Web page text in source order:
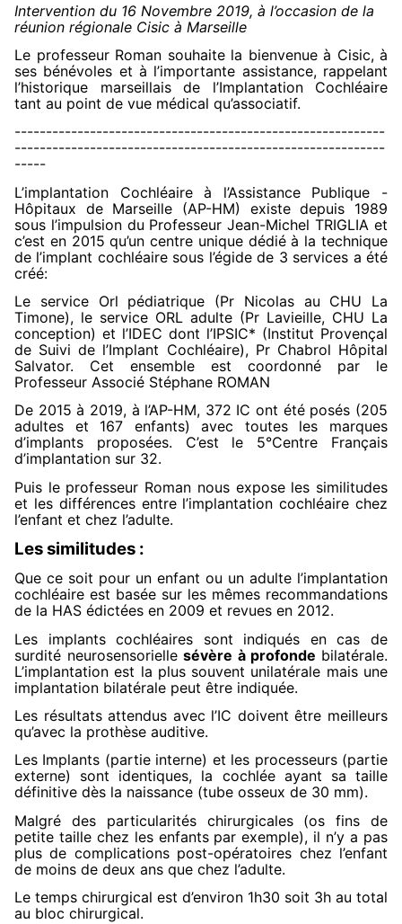
Intervention du 16 Novembre 2019, à l’occasion de la
réunion régionale Cisic à Marseille
Le professeur Roman souhaite la bienvenue à Cisic, à
ses bénévoles et à l’importante assistance, rappelant
l’historique marseillais de l’Implantation Cochléaire
tant au point de vue médical qu’associatif.
-----------------------------------------------------------
-----------------------------------------------------------
-----
L’implantation Cochléaire à l’Assistance Publique -
Hôpitaux de Marseille (AP-HM) existe depuis 1989
sous l’impulsion du Professeur Jean-Michel TRIGLIA et
c’est en 2015 qu’un centre unique dédié à la technique
de l’implant cochléaire sous l’égide de 3 services a été
créé:
Le service Orl pédiatrique (Pr Nicolas au CHU La
Timone), le service ORL adulte (Pr Lavieille, CHU La
conception) et l’IDEC dont l’IPSIC* (Institut Provençal
de Suivi de l’Implant Cochléaire), Pr Chabrol Hôpital
Salvator. Cet ensemble est coordonné par le
Professeur Associé Stéphane ROMAN
De 2015 à 2019, à l’AP-HM, 372 IC ont été posés (205
adultes et 167 enfants) avec toutes les marques
d’implants proposées. C’est le 5°Centre Français
d’implantation sur 32.
Puis le professeur Roman nous expose les similitudes
et les différences entre l’implantation cochléaire chez
l’enfant et chez l’adulte.
Les similitudes :
Que ce soit pour un enfant ou un adulte l’implantation
cochléaire est basée sur les mêmes recommandations
de la HAS édictées en 2009 et revues en 2012.
Les implants cochléaires sont indiqués en cas de
surdité neurosensoriellesévère à profonde bilatérale.
L’implantation est la plus souvent unilatérale mais une
implantation bilatérale peut être indiquée.
Les résultats attendus avec l’IC doivent être meilleurs
qu’avec la prothèse auditive.
Les Implants (partie interne) et les processeurs (partie
externe) sont identiques, la cochlée ayant sa taille
définitive dès la naissance (tube osseux de 30 mm).
Malgré des particularités chirurgicales (os fins de
petite taille chez les enfants par exemple), il n’y a pas
plus de complications post-opératoires chez l’enfant
de moins de deux ans que chez l’adulte.
Le temps chirurgical est d’environ 1h30 soit 3h au total
au bloc chirurgical.